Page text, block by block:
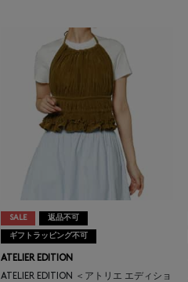
SALE 返品不可
ギフトラッピング不可
ATELIER EDITION
ATELIER EDITION ＜アトリエ エディショ